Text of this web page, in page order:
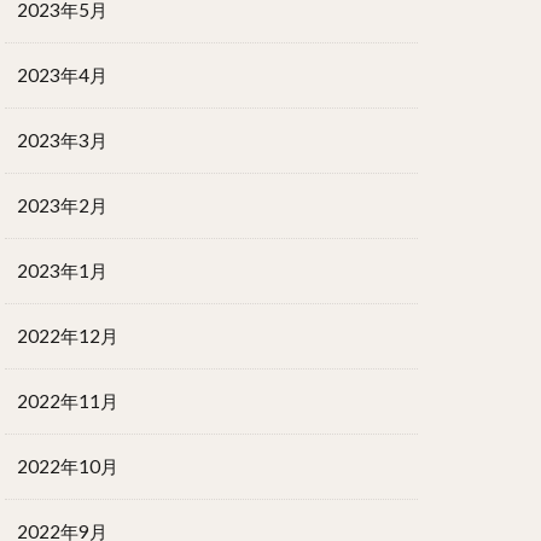
2023年5月
2023年4月
2023年3月
2023年2月
2023年1月
2022年12月
2022年11月
2022年10月
2022年9月